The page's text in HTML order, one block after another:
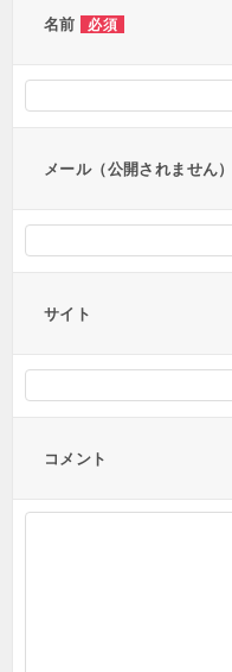
名前 必須
メール（公開されません）
サイト
コメント